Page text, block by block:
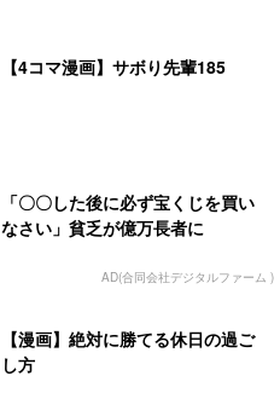
【4コマ漫画】サボり先輩185
「〇〇した後に必ず宝くじを買い
なさい」貧乏が億万長者に
AD(合同会社デジタルファーム )
【漫画】絶対に勝てる休日の過ご
し方